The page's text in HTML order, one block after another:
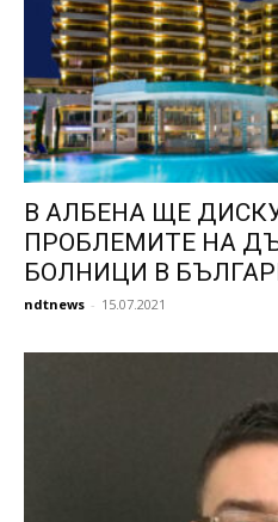
В АЛБЕНА ЩЕ
ПРОБЛЕМИТЕ НА
БОЛНИЦИ В
ndtnews - 15.07.2021